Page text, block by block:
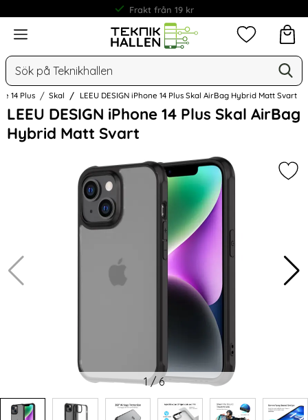
Frakt från 19 kr
Meny
Sök
Mina
14 Plus Skal LEEU DESIGN iPhone 14 Plus Skal AirBag Hybrid Matt Svart
LEEU DESIGN iPhone 14 Plus Skal AirBag
Hybrid Matt Svart
Hoppa
över
Bilder
1/6